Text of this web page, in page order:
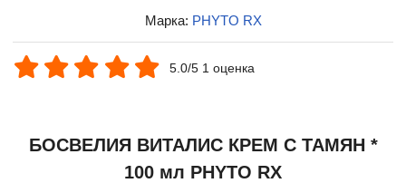
Марка: PHYTO RX
5.0/5 1 оценка
БОСВЕЛИЯ ВИТАЛИС КРЕМ С ТАМЯН *
100 мл PHYTO RX